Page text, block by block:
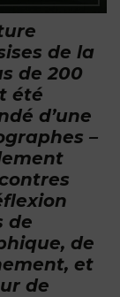
de la
de 200
été
d’une
–
de
de
et
de